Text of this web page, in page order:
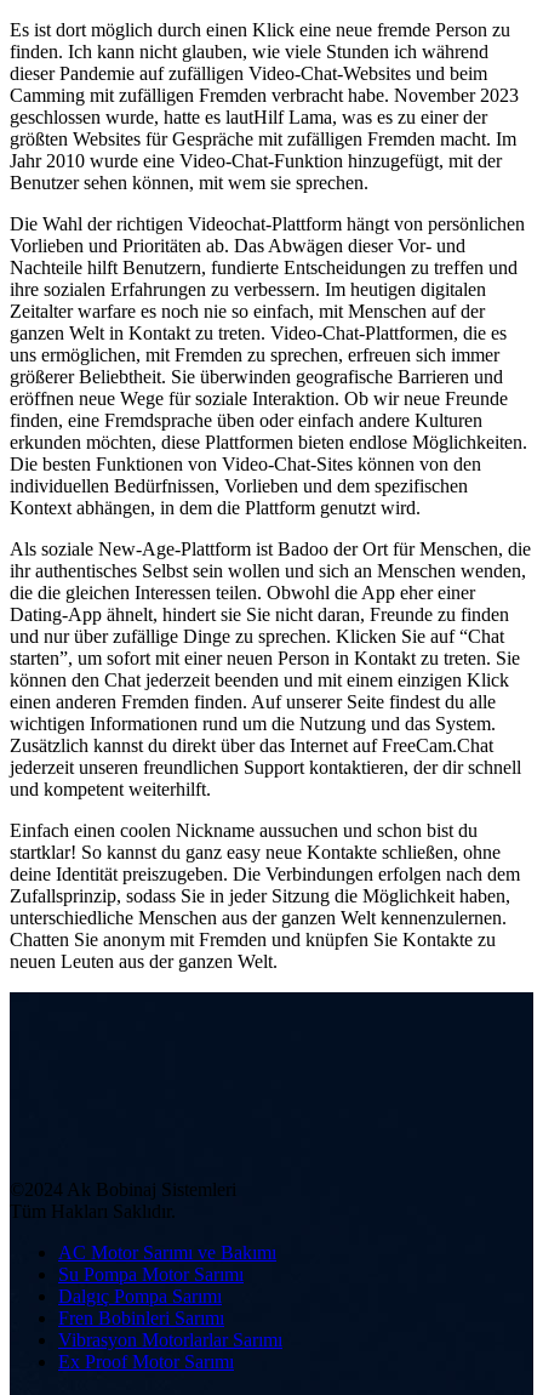
Es ist dort möglich durch einen Klick eine neue fremde Person zu
finden. Ich kann nicht glauben, wie viele Stunden ich während
dieser Pandemie auf zufälligen Video-Chat-Websites und beim
Camming mit zufälligen Fremden verbracht habe. November 2023
geschlossen wurde, hatte es lautHilf Lama, was es zu einer der
größten Websites für Gespräche mit zufälligen Fremden macht. Im
Jahr 2010 wurde eine Video-Chat-Funktion hinzugefügt, mit der
Benutzer sehen können, mit wem sie sprechen.
Die Wahl der richtigen Videochat-Plattform hängt von persönlichen
Vorlieben und Prioritäten ab. Das Abwägen dieser Vor- und
Nachteile hilft Benutzern, fundierte Entscheidungen zu treffen und
ihre sozialen Erfahrungen zu verbessern. Im heutigen digitalen
Zeitalter warfare es noch nie so einfach, mit Menschen auf der
ganzen Welt in Kontakt zu treten. Video-Chat-Plattformen, die es
uns ermöglichen, mit Fremden zu sprechen, erfreuen sich immer
größerer Beliebtheit. Sie überwinden geografische Barrieren und
eröffnen neue Wege für soziale Interaktion. Ob wir neue Freunde
finden, eine Fremdsprache üben oder einfach andere Kulturen
erkunden möchten, diese Plattformen bieten endlose Möglichkeiten.
Die besten Funktionen von Video-Chat-Sites können von den
individuellen Bedürfnissen, Vorlieben und dem spezifischen
Kontext abhängen, in dem die Plattform genutzt wird.
Als soziale New-Age-Plattform ist Badoo der Ort für Menschen, die
ihr authentisches Selbst sein wollen und sich an Menschen wenden,
die die gleichen Interessen teilen. Obwohl die App eher einer
Dating-App ähnelt, hindert sie Sie nicht daran, Freunde zu finden
und nur über zufällige Dinge zu sprechen. Klicken Sie auf “Chat
starten”, um sofort mit einer neuen Person in Kontakt zu treten. Sie
können den Chat jederzeit beenden und mit einem einzigen Klick
einen anderen Fremden finden. Auf unserer Seite findest du alle
wichtigen Informationen rund um die Nutzung und das System.
Zusätzlich kannst du direkt über das Internet auf FreeCam.Chat
jederzeit unseren freundlichen Support kontaktieren, der dir schnell
und kompetent weiterhilft.
Einfach einen coolen Nickname aussuchen und schon bist du
startklar! So kannst du ganz easy neue Kontakte schließen, ohne
deine Identität preiszugeben. Die Verbindungen erfolgen nach dem
Zufallsprinzip, sodass Sie in jeder Sitzung die Möglichkeit haben,
unterschiedliche Menschen aus der ganzen Welt kennenzulernen.
Chatten Sie anonym mit Fremden und knüpfen Sie Kontakte zu
neuen Leuten aus der ganzen Welt.
©2024 Ak Bobinaj Sistemleri
Tüm Hakları Saklıdır.
AC Motor Sarımı ve Bakımı
Su Pompa Motor Sarımı
Dalgıç Pompa Sarımı
Fren Bobinleri Sarımı
Vibrasyon Motorlarlar Sarımı
Ex Proof Motor Sarımı